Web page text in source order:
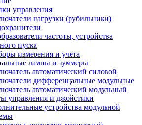
управления
нагрузки (рубильники)
частоты, устройства
пуска
измерения и учета
лампы и зуммеры
автоматический силовой
дифференцальные модульные
автоматический модульный
управления и джойстики
устройства модульной